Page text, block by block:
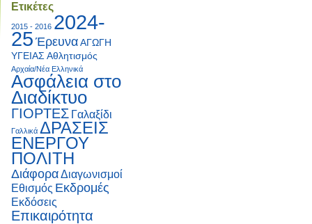
Ετικέτες
2015 - 2016 2024-
25ΈρευναΑΓΩΓΗ
ΥΓΕΙΑΣ Αθλητισμός
Αρχαία/Νέα Ελληνικά
Ασφάλεια στο
Διαδίκτυο
ΓΙΟΡΤΕΣ Γαλαξίδι
Γαλλικά ΔΡΑΣΕΙΣ
ΕΝΕΡΓΟΥ
ΠΟΛΙΤΗ
ΔιάφοραΔιαγωνισμοί
Εθισμός Εκδρομές
Εκδόσεις
Επικαιρότητα